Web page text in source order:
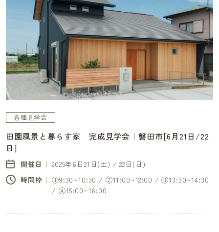
各種見学会
田園風景と暮らす家 完成見学会｜磐田市[6月21日/22
日]
開催日｜ 2025年6日21日(土) / 22日(日)
時間枠｜ ①9:30~10:30 / ②11:00~12:00 / ③13:30~14:30
/ ④15:00~16:00